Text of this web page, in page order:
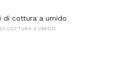
di cottura a umido
COTTURA A UMIDO